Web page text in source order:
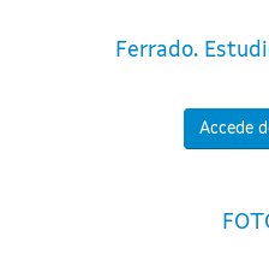
Ferrado.
Accede